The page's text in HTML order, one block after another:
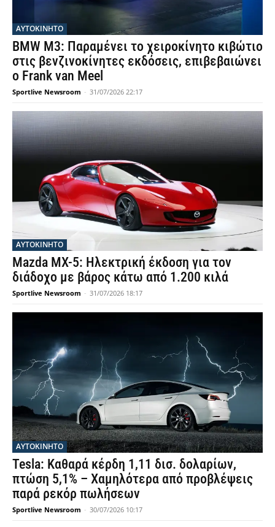
ΑΥΤΟΚΙΝΗΤΟ
BMW M3: Παραμένει το χειροκίνητο κιβώτιο
στις βενζινοκίνητες εκδόσεις, επιβεβαιώνει
ο Frank van Meel
Sportlive Newsroom - 31/07/2026 22:17
ΑΥΤΟΚΙΝΗΤΟ
Mazda MX-5: Ηλεκτρική έκδοση για τον
διάδοχο με βάρος κάτω από 1.200 κιλά
Sportlive Newsroom - 31/07/2026 18:17
ΑΥΤΟΚΙΝΗΤΟ
Tesla: Καθαρά κέρδη 1,11 δισ. δολαρίων,
πτώση 5,1% – Χαμηλότερα από προβλέψεις
παρά ρεκόρ πωλήσεων
Sportlive Newsroom - 30/07/2026 10:17